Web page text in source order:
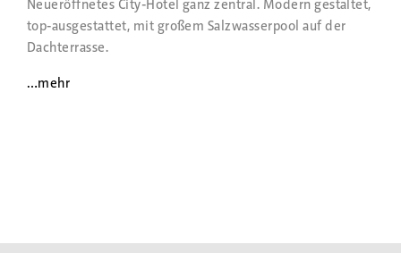
Neueröffnetes City-Hotel ganz zentral. Modern gestaltet,
top-ausgestattet, mit großem Salzwasserpool auf der
Dachterrasse.
…mehr